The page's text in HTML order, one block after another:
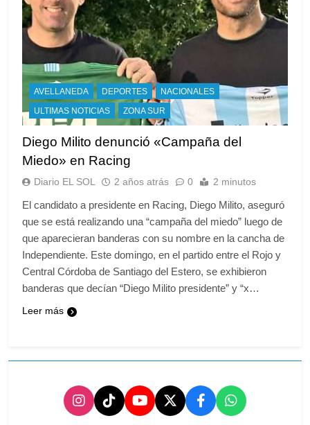
AVELLANEDA DEPORTES
NACIONALES
ULTIMAS NOTICIAS
ZONA SUR
Diego Milito denunció «Campaña del
Miedo» en Racing
Diario EL SOL 2 años atrás 0 2 minutos
El candidato a presidente en Racing, Diego Milito, aseguró
que se está realizando una “campaña del miedo” luego de
que aparecieran banderas con su nombre en la cancha de
Independiente. Este domingo, en el partido entre el Rojo y
Central Córdoba de Santiago del Estero, se exhibieron
banderas que decían “Diego Milito presidente” y “x…
Leer más